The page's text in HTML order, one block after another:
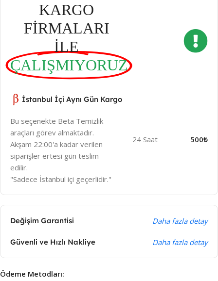
KARGO
FİRMALARI
İLE
ÇALIŞMIYORUZ
İstanbul İçi Aynı Gün Kargo
Bu seçenekte Beta Temizlik
araçları görev almaktadır.
Akşam 22:00'a kadar verilen
siparişler ertesi gün teslim
edilir.
"Sadece İstanbul içi geçerlidir."
24 Saat 500₺
Değişim Garantisi Daha fazla detay
Güvenli ve Hızlı Nakliye Daha fazla detay
Ödeme Metodları: